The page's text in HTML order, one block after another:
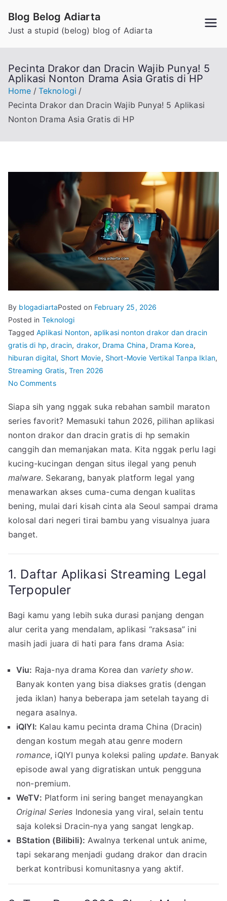
content
Blog Belog Adiarta
Just a stupid (belog) blog of Adiarta
Pecinta Drakor dan Dracin Wajib Punya! 5
Aplikasi Nonton Drama Asia Gratis di HP
Home
Teknologi
Pecinta Drakor dan Dracin Wajib Punya! 5 Aplikasi
Nonton Drama Asia Gratis di HP
By blogadiartaPosted on February 25, 2026
Posted in Teknologi
TaggedAplikasi Nonton, aplikasi nonton drakor dan dracin
gratis di hp,dracin, drakor, Drama China, Drama Korea,
hiburan digital, Short Movie, Short-Movie Vertikal Tanpa Iklan,
Streaming Gratis, Tren 2026
No Commentson
Drakor
dan
Dracin
Wajib
5
Aplikasi
Nonton
Drama
Asia
Siapa sih yang nggak suka rebahan sambil maraton
series favorit? Memasuki tahun 2026, pilihan aplikasi
nonton drakor dan dracin gratis di hp semakin
canggih dan memanjakan mata. Kita nggak perlu lagi
kucing-kucingan dengan situs ilegal yang penuh
malware. Sekarang, banyak platform legal yang
menawarkan akses cuma-cuma dengan kualitas
bening, mulai dari kisah cinta ala Seoul sampai drama
kolosal dari negeri tirai bambu yang visualnya juara
banget.
1. Daftar Aplikasi Streaming Legal
Terpopuler
Bagi kamu yang lebih suka durasi panjang dengan
alur cerita yang mendalam, aplikasi “raksasa” ini
masih jadi juara di hati para fans drama Asia:
Viu: Raja-nya drama Korea dan variety show.
Banyak konten yang bisa diakses gratis (dengan
jeda iklan) hanya beberapa jam setelah tayang di
negara asalnya.
iQIYI: Kalau kamu pecinta drama China (Dracin)
dengan kostum megah atau genre modern
romance, iQIYI punya koleksi paling update. Banyak
episode awal yang digratiskan untuk pengguna
non-premium.
WeTV: Platform ini sering banget menayangkan
Original Series Indonesia yang viral, selain tentu
saja koleksi Dracin-nya yang sangat lengkap.
BStation (Bilibili): Awalnya terkenal untuk anime,
tapi sekarang menjadi gudang drakor dan dracin
berkat kontribusi komunitasnya yang aktif.